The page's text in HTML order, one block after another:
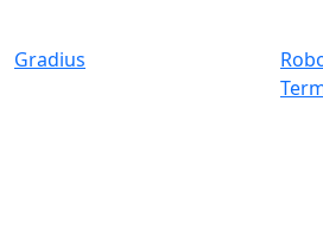
Gradius